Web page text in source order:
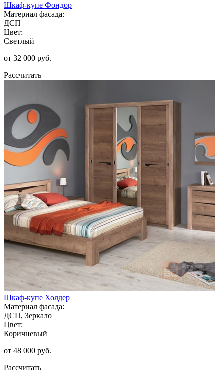
Шкаф-купе Фондор
Материал фасада:
ДСП
Цвет:
Светлый
от 32 000 руб.
Рассчитать
Шкаф-купе Холдер
Материал фасада:
ДСП, Зеркало
Цвет:
Коричневый
от 48 000 руб.
Рассчитать